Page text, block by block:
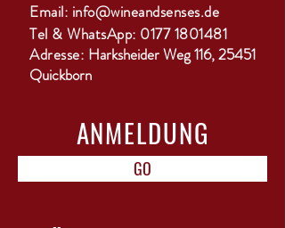
Email: info@wineandsenses.de
Tel & WhatsApp: 0177 1801481
Adresse: Harksheider Weg 116, 25451
Quickborn
ANMELDUNG
GO